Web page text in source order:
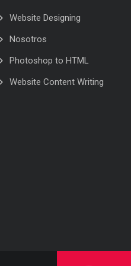
Website Designing
Nosotros
Photoshop to HTML
Website Content Writing